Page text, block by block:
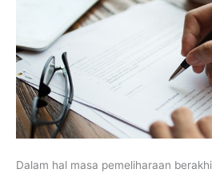
Dalam hal masa pemeliharaan